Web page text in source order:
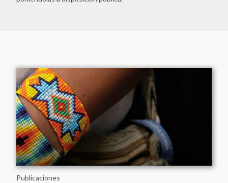
Publicaciones